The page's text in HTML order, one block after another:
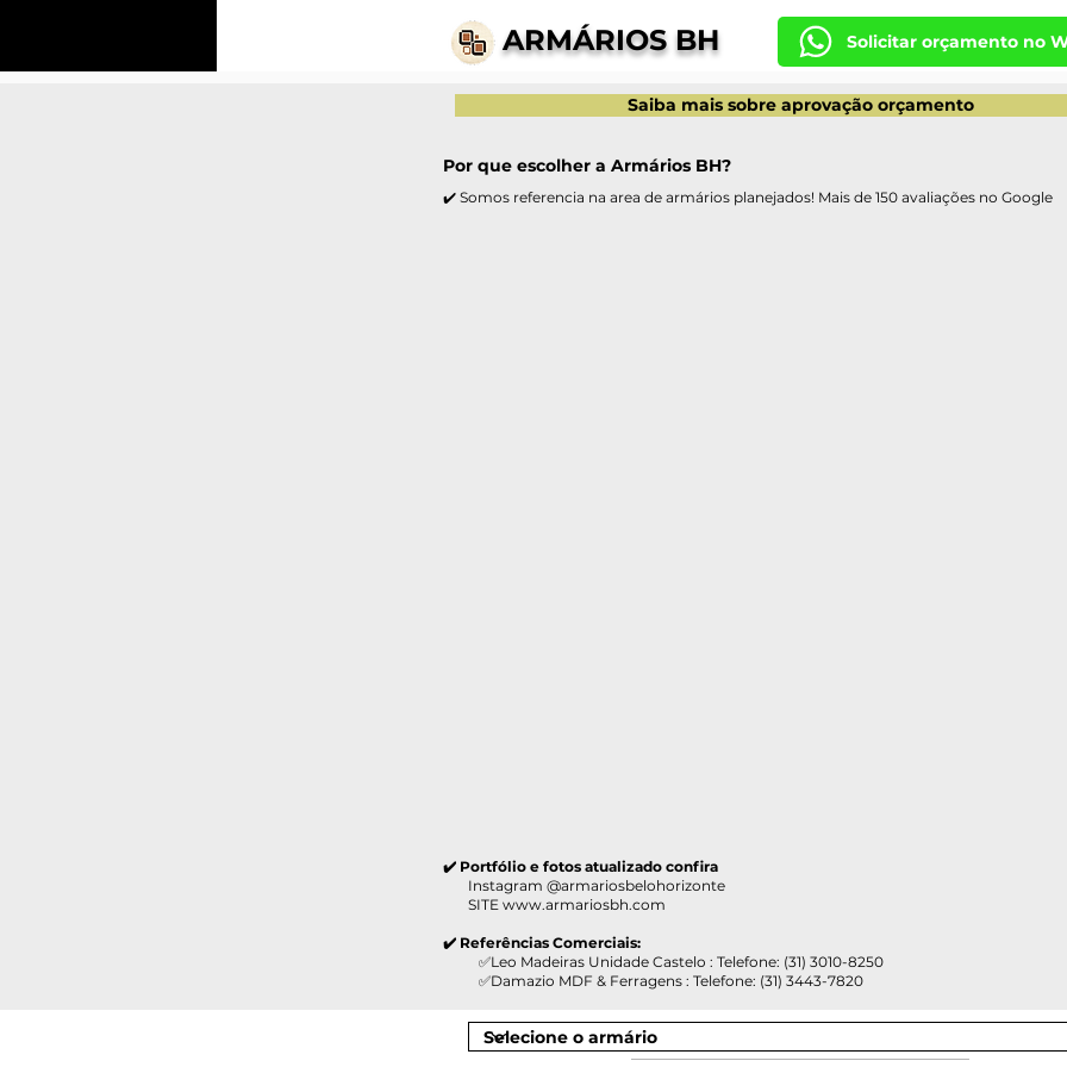
ARMÁRIOS BH Solicitar orçamento no
Saiba mais sobre aprovação orçamento
Por que escolher a Armários BH?
✔️ Somos referencia na area de armários planejados! Mais de 150 avaliações no Google
✔️ Portfólio e fotos atualizado confira
Instagram @armariosbelohorizonte
SITE www.armariosbh.com
✔️ Referências Comerciais:
✅Leo Madeiras Unidade Castelo : Telefone: (31) 3010-8250
✅Damazio MDF & Ferragens : Telefone: (31) 3443-7820